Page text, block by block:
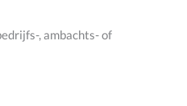
, ambachts- of